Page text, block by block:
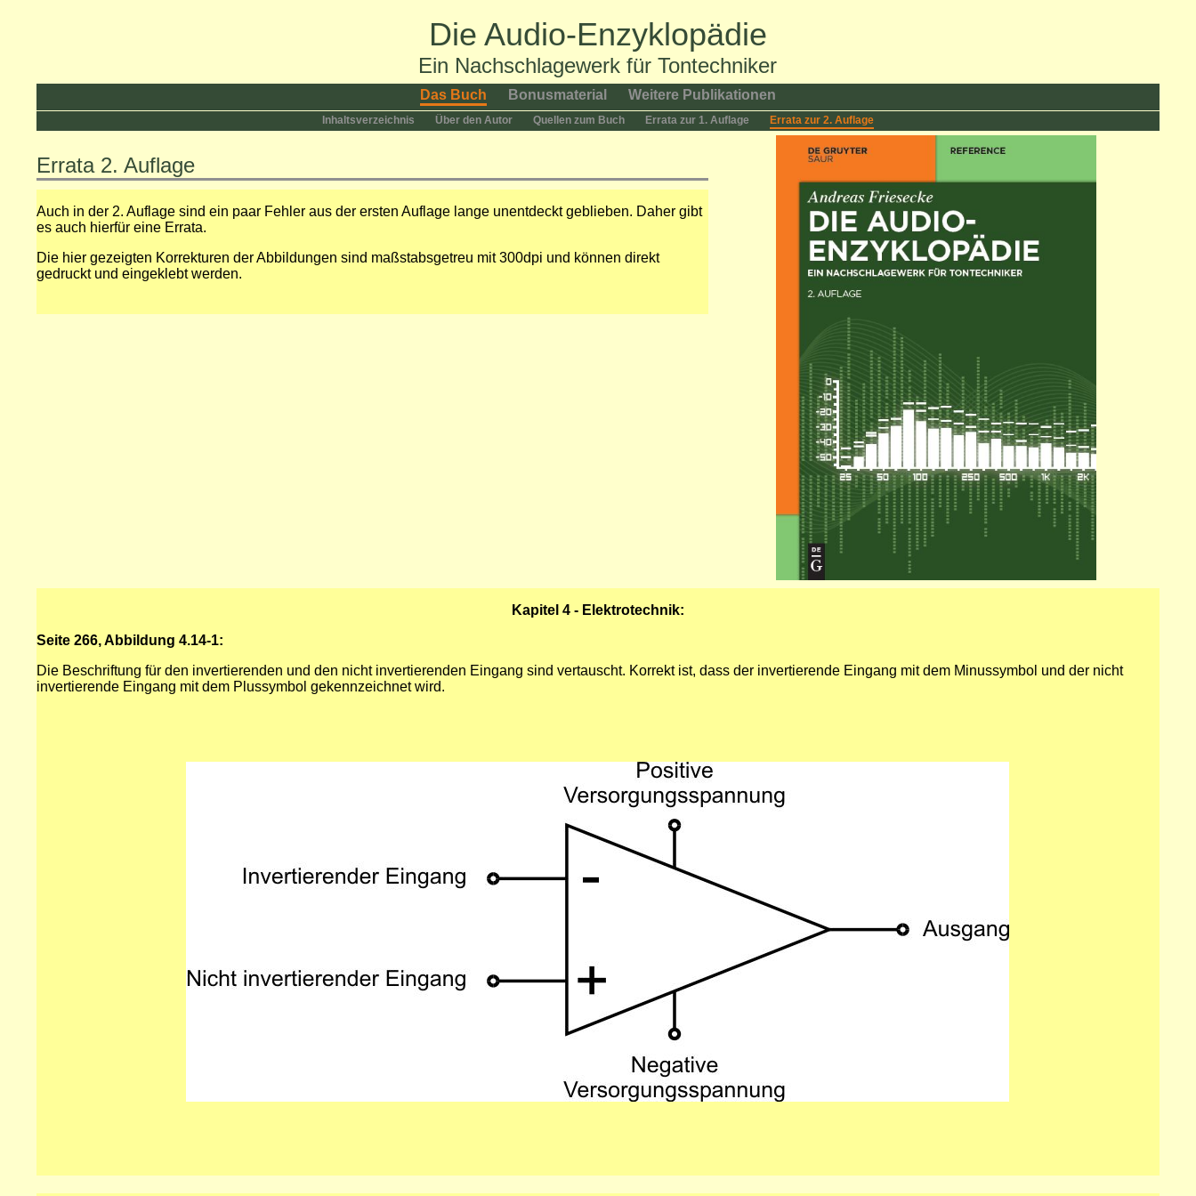
Die Audio-Enzyklopädie
Ein Nachschlagewerk für Tontechniker
Das Buch Bonusmaterial Weitere Publikationen
Inhaltsverzeichnis Über den Autor Quellen zum Buch Errata zur 1. Auflage Errata zur 2. Auflage
Errata 2. Auflage
Auch in der 2. Auflage sind ein paar Fehler aus der ersten Auflage lange unentdeckt geblieben. Daher gibt
es auch hierfür eine Errata.
Die hier gezeigten Korrekturen der Abbildungen sind maßstabsgetreu mit 300dpi und können direkt
gedruckt und eingeklebt werden.
Kapitel 4 - Elektrotechnik:
Seite 266, Abbildung 4.14-1:
Die Beschriftung für den invertierenden und den nicht invertierenden Eingang sind vertauscht. Korrekt ist, dass der invertierende Eingang mit dem Minussymbol und der nicht
invertierende Eingang mit dem Plussymbol gekennzeichnet wird.